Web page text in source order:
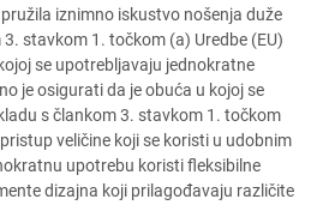
iznimno iskustvo nošenja duže
stavkom 1. točkom (a) Uredbe (EU)
se upotrebljavaju jednokratne
je osigurati da je obuća u kojoj se
s člankom 3. stavkom 1. točkom
veličine koji se koristi u udobnim
upotrebu koristi fleksibilne
dizajna koji prilagođavaju različite